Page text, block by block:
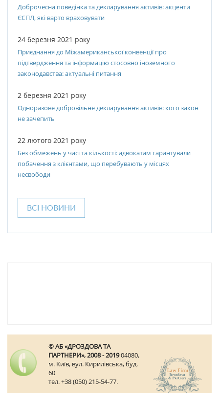
Доброчесна поведінка та декларування активів: акценти
ЄСПЛ, які варто враховувати
24 березня 2021 року
Приєднання до Міжамериканської конвенції про
підтвердження та інформацію стосовно іноземного
законодавства: актуальні питання
2 березня 2021 року
Одноразове добровільне декларування активів: кого закон
не зачепить
22 лютого 2021 року
Без обмежень у часі та кількості: адвокатам гарантували
побачення з клієнтами, що перебувають у місцях
несвободи
ВСІ НОВИНИ
© АБ «ДРОЗДОВА ТА
ПАРТНЕРИ», 2008 - 201904080,
м. Київ, вул. Кирилівська, буд.
60
тел. +38 (050) 215-54-77.